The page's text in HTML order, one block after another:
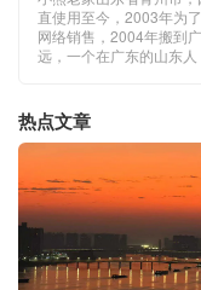
直使用至今，2003年为
网络销售，2004年搬到
远，一个在广东的山东人
热点文章